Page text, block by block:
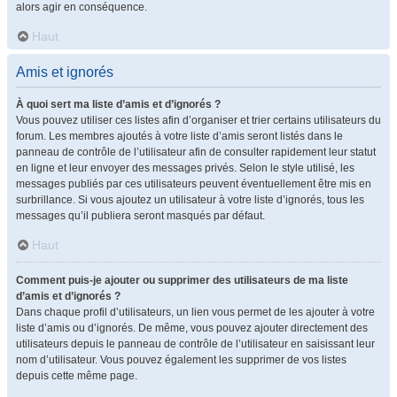
alors agir en conséquence.
Haut
Amis et ignorés
À quoi sert ma liste d’amis et d’ignorés ?
Vous pouvez utiliser ces listes afin d’organiser et trier certains utilisateurs du
forum. Les membres ajoutés à votre liste d’amis seront listés dans le
panneau de contrôle de l’utilisateur afin de consulter rapidement leur statut
en ligne et leur envoyer des messages privés. Selon le style utilisé, les
messages publiés par ces utilisateurs peuvent éventuellement être mis en
surbrillance. Si vous ajoutez un utilisateur à votre liste d’ignorés, tous les
messages qu’il publiera seront masqués par défaut.
Haut
Comment puis-je ajouter ou supprimer des utilisateurs de ma liste
d’amis et d’ignorés ?
Dans chaque profil d’utilisateurs, un lien vous permet de les ajouter à votre
liste d’amis ou d’ignorés. De même, vous pouvez ajouter directement des
utilisateurs depuis le panneau de contrôle de l’utilisateur en saisissant leur
nom d’utilisateur. Vous pouvez également les supprimer de vos listes
depuis cette même page.